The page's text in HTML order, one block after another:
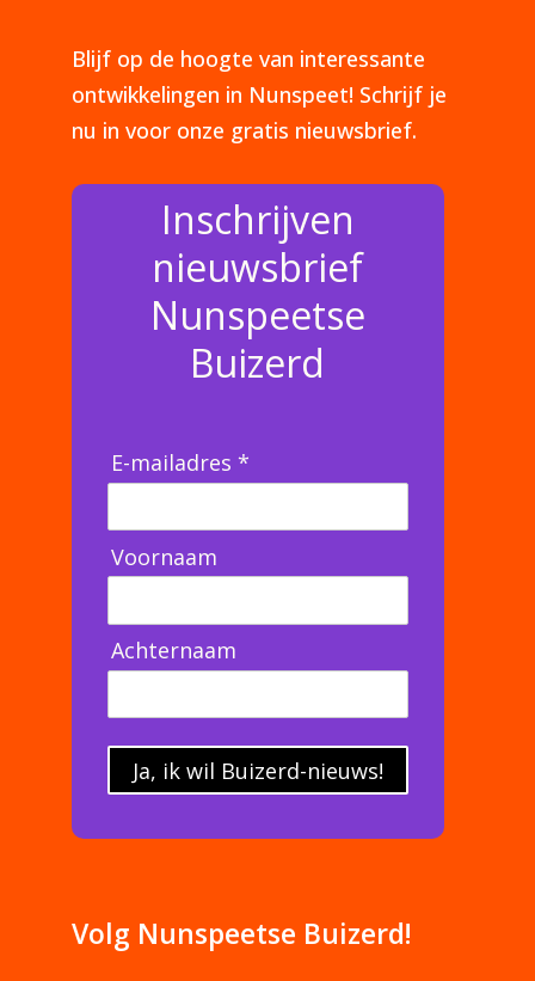
Blijf op de hoogte van interessante
ontwikkelingen in Nunspeet! Schrijf je
nu in voor onze gratis nieuwsbrief.
Inschrijven
nieuwsbrief
Nunspeetse
Buizerd
E-mailadres *
Voornaam
Achternaam
Ja, ik wil Buizerd-nieuws!
Volg Nunspeetse Buizerd!